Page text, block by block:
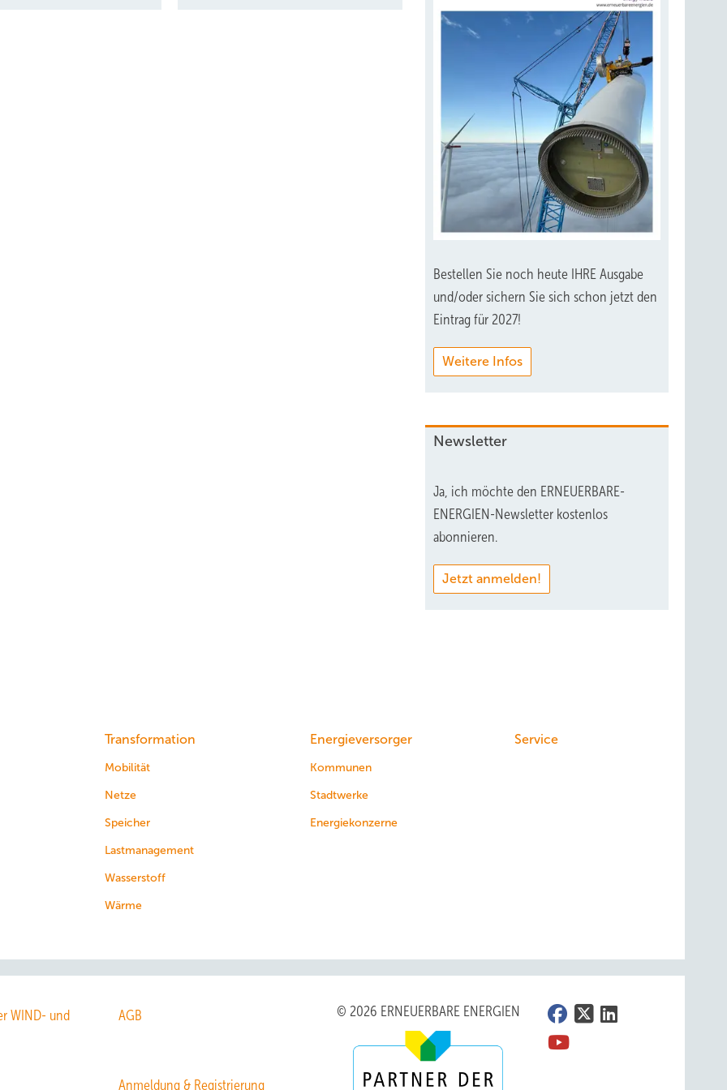
der Nachhaltigkeit und dem Erhalt des Planeten verpflichtet. (Stand
(Windenergie onshore und offshore sowie jetzt auch
für alle Phasen der Entwicklung und des Betriebs. Als Dienstleister
anderem technisches und kaufmännisches Betriebsmanagement von
Stromvermarktungsmanagement (PPA) und ähnliche
und Kunden ihr umfassendes Know-how in allen Phasen der
an. Das internationale Geschäft des Betriebsmanagements
Modulfriedhof für
Bestellen Sie noch heute IHRE Ausgabe
und/oder sichern Sie sich schon jetzt den
Eintrag für 2027!
Weitere Infos
Newsletter
Ja, ich möchte den ERNEUERBARE-
ENERGIEN-Newsletter kostenlos
abonnieren.
Jetzt anmelden!
Transformation
Mobilität
Netze
Speicher
Lastmanagement
Wasserstoff
Wärme
Energieversorger
Kommunen
Stadtwerke
Energiekonzerne
Service
WIND- und
AGB
Anmeldung & Registrierung
© 2026 ERNEUERBARE ENERGIEN